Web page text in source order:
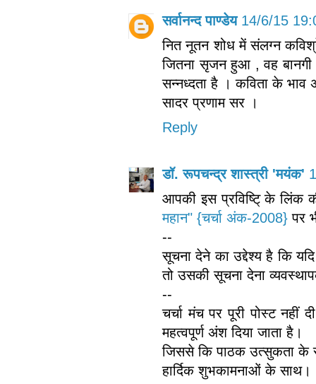
सर्वानन्द पाण्डेय 14/6/15
नित नूतन शोध में संलग्न
जितना सृजन हुआ , वह
सन्नध्दता है । कविता के भाव
सादर प्रणाम सर ।
Reply
डॉ. रूपचन्द्र शास्त्री 'मयंक'
आपकी इस प्रविष्टि् के लिंक
महान" {चर्चा अंक-2008}पर
--
सूचना देने का उद्देश्य है कि
तो उसकी सूचना देना
--
चर्चा मंच पर पूरी पोस्ट
महत्वपूर्ण अंश दिया जाता है।
जिससे कि पाठक उत्सुकता के
हार्दिक शुभकामनाओं के साथ।